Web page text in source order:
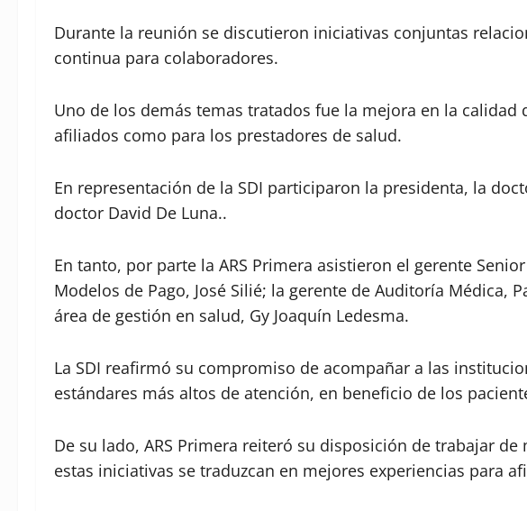
Durante la reunión se discutieron iniciativas conjuntas
continua para colaboradores.
Uno de los demás temas tratados fue la mejora en la calidad
afiliados como para los prestadores de salud.
En representación de la SDI participaron la presidenta, la
doctor David De Luna..
En tanto, por parte la ARS Primera asistieron el gerente
Modelos de Pago, José Silié; la gerente de Auditoría Médica,
área de gestión en salud, Gy Joaquín Ledesma.
La SDI reafirmó su compromiso de acompañar a las
estándares más altos de atención, en beneficio de los
De su lado, ARS Primera reiteró su disposición de trabajar
estas iniciativas se traduzcan en mejores experiencias para